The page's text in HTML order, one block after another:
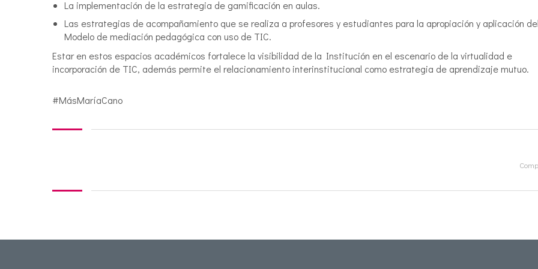
La implementación de la estrategia de gamificación en aulas.
Las estrategias de acompañamiento que se realiza a profesores y estudiantes para la apropiación y aplicación del
Modelo de mediación pedagógica con uso de TIC.
Estar en estos espacios académicos fortalece la visibilidad de la Institución en el escenario de la virtualidad e
incorporación de TIC, además permite el relacionamiento interinstitucional como estrategia de aprendizaje mutuo.
#MásMaríaCano